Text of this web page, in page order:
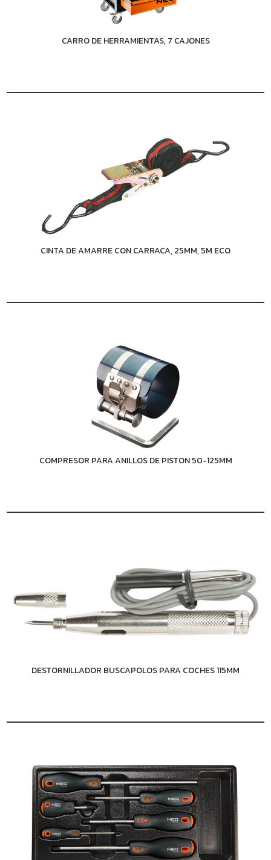
CARRO DE HERRAMIENTAS, 7 CAJONES
CINTA DE AMARRE CON CARRACA, 25MM, 5M ECO
COMPRESOR PARA ANILLOS DE PISTON 50-125MM
DESTORNILLADOR BUSCAPOLOS PARA COCHES 115MM